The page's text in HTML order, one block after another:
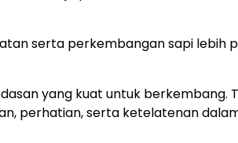
serta perkembangan sapi lebih
yang kuat untuk berkembang.
perhatian, serta ketelatenan